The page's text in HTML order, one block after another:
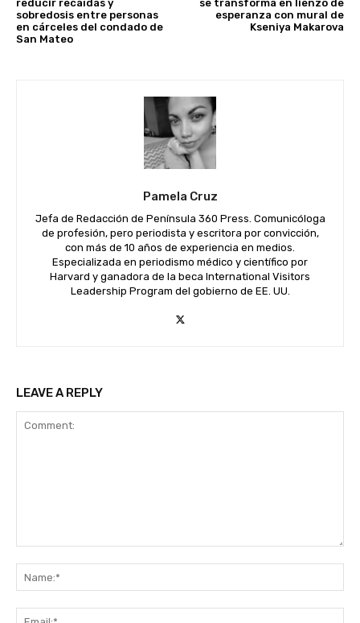
reducir recaídas y
sobredosis entre personas
en cárceles del condado de
San Mateo
se transforma en lienzo de
esperanza con mural de
Kseniya Makarova
Pamela Cruz
Jefa de Redacción de Península 360 Press. Comunicóloga
de profesión, pero periodista y escritora por convicción,
con más de 10 años de experiencia en medios.
Especializada en periodismo médico y científico por
Harvard y ganadora de la beca International Visitors
Leadership Program del gobierno de EE. UU.
LEAVE A REPLY